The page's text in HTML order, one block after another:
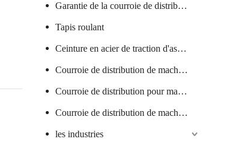
Garantie de la courroie de distribution de la machine à saucisses
Tapis roulant
Ceinture en acier de traction d'ascenseur
Courroie de distribution de machine textile
Courroie de distribution pour machine à saucisses
Courroie de distribution de machine à verre
les industries